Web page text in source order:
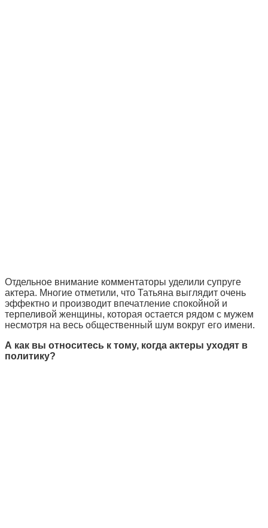
Отдельное внимание комментаторы уделили супруге
актера. Многие отметили, что Татьяна выглядит очень
эффектно и производит впечатление спокойной и
терпеливой женщины, которая остается рядом с мужем
несмотря на весь общественный шум вокруг его имени.
А как вы относитесь к тому, когда актеры уходят в
политику?